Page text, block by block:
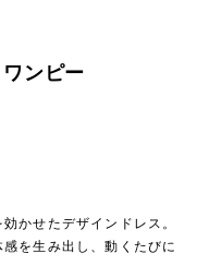
ンピー
かせたデザインドレス。
を生み出し、動くたびに